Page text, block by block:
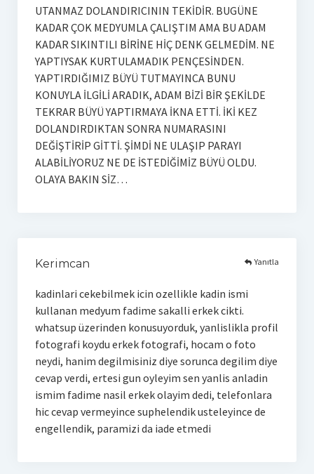
UTANMAZ DOLANDIRICININ TEKİDİR. BUGÜNE
KADAR ÇOK MEDYUMLA ÇALIŞTIM AMA BU ADAM
KADAR SIKINTILI BİRİNE HİÇ DENK GELMEDİM. NE
YAPTIYSAK KURTULAMADIK PENÇESİNDEN.
YAPTIRDIĞIMIZ BÜYÜ TUTMAYINCA BUNU
KONUYLA İLGİLİ ARADIK, ADAM BİZİ BİR ŞEKİLDE
TEKRAR BÜYÜ YAPTIRMAYA İKNA ETTİ. İKİ KEZ
DOLANDIRDIKTAN SONRA NUMARASINI
DEĞİŞTİRİP GİTTİ. ŞİMDİ NE ULAŞIP PARAYI
ALABİLİYORUZ NE DE İSTEDİĞİMİZ BÜYÜ OLDU.
OLAYA BAKIN SİZ…
Kerimcan
kadinlari cekebilmek icin ozellikle kadin ismi
kullanan medyum fadime sakalli erkek cikti.
whatsup üzerinden konusuyorduk, yanlislikla profil
fotografi koydu erkek fotografi, hocam o foto
neydi, hanim degilmisiniz diye sorunca degilim diye
cevap verdi, ertesi gun oyleyim sen yanlis anladin
ismim fadime nasil erkek olayim dedi, telefonlara
hic cevap vermeyince suphelendik usteleyince de
engellendik, paramizi da iade etmedi
Yanıtla